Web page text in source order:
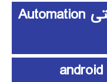
آموزش اتوماسیون صنعتی Automation